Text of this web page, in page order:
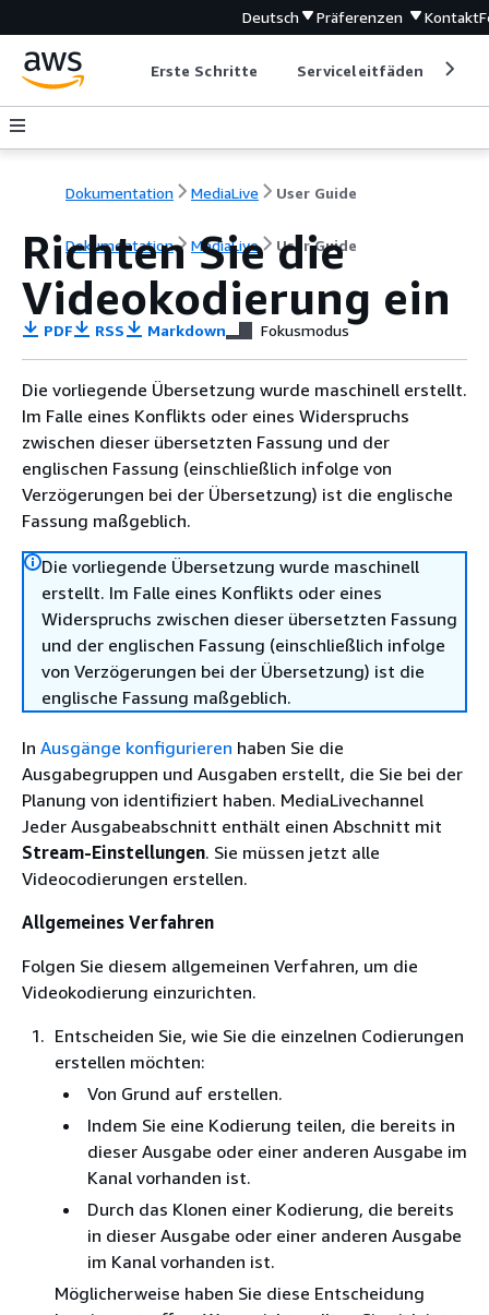
Deutsch Präferenzen Kontakt
Erste Schritte Serviceleitfäden
Dokumentation MediaLive User Guide
Dokumentation MediaLive User Guide
Richten Sie die
Videokodierung ein
PDF RSS Markdown Fokusmodus
Die vorliegende Übersetzung wurde maschinell erstellt.
Im Falle eines Konflikts oder eines Widerspruchs
zwischen dieser übersetzten Fassung und der
englischen Fassung (einschließlich infolge von
Verzögerungen bei der Übersetzung) ist die englische
Fassung maßgeblich.
Die vorliegende Übersetzung wurde maschinell
erstellt. Im Falle eines Konflikts oder eines
Widerspruchs zwischen dieser übersetzten Fassung
und der englischen Fassung (einschließlich infolge
von Verzögerungen bei der Übersetzung) ist die
englische Fassung maßgeblich.
In Ausgänge konfigurieren haben Sie die
Ausgabegruppen und Ausgaben erstellt, die Sie bei der
Planung von identifiziert haben. MediaLivechannel
Jeder Ausgabeabschnitt enthält einen Abschnitt mit
Stream-Einstellungen. Sie müssen jetzt alle
Videocodierungen erstellen.
Allgemeines Verfahren
Folgen Sie diesem allgemeinen Verfahren, um die
Videokodierung einzurichten.
Entscheiden Sie, wie Sie die einzelnen Codierungen
erstellen möchten:
Von Grund auf erstellen.
Indem Sie eine Kodierung teilen, die bereits in
dieser Ausgabe oder einer anderen Ausgabe im
Kanal vorhanden ist.
Durch das Klonen einer Kodierung, die bereits
in dieser Ausgabe oder einer anderen Ausgabe
im Kanal vorhanden ist.
Möglicherweise haben Sie diese Entscheidung